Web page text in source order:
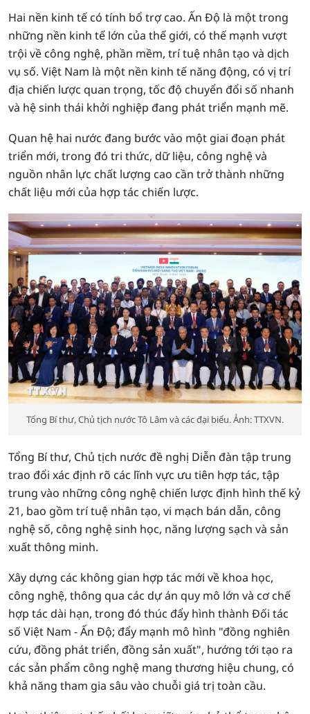
Hai nền kinh tế có tính bổ trợ cao. Ấn Độ là một trong
những nền kinh tế lớn của thế giới, có thế mạnh vượt
trội về công nghệ, phần mềm, trí tuệ nhân tạo và dịch
vụ số. Việt Nam là một nền kinh tế năng động, có vị trí
địa chiến lược quan trọng, tốc độ chuyển đổi số nhanh
và hệ sinh thái khởi nghiệp đang phát triển mạnh mẽ.
Quan hệ hai nước đang bước vào một giai đoạn phát
triển mới, trong đó tri thức, dữ liệu, công nghệ và
nguồn nhân lực chất lượng cao cần trở thành những
chất liệu mới của hợp tác chiến lược.
Tổng Bí thư, Chủ tịch nước Tô Lâm và các đại biểu. Ảnh: TTXVN.
Tổng Bí thư, Chủ tịch nước đề nghị Diễn đàn tập trung
trao đổi xác định rõ các lĩnh vực ưu tiên hợp tác, tập
trung vào những công nghệ chiến lược định hình thế kỷ
21, bao gồm trí tuệ nhân tạo, vi mạch bán dẫn, công
nghệ số, công nghệ sinh học, năng lượng sạch và sản
xuất thông minh.
Xây dựng các không gian hợp tác mới về khoa học,
công nghệ, thông qua các dự án quy mô lớn và cơ chế
hợp tác dài hạn, trong đó thúc đẩy hình thành Đối tác
số Việt Nam - Ấn Độ; đẩy mạnh mô hình "đồng nghiên
cứu, đồng phát triển, đồng sản xuất", hướng tới tạo ra
các sản phẩm công nghệ mang thương hiệu chung, có
khả năng tham gia sâu vào chuỗi giá trị toàn cầu.